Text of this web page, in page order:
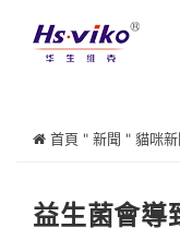
首頁 " 新聞 " 貓咪新
益生菌會導